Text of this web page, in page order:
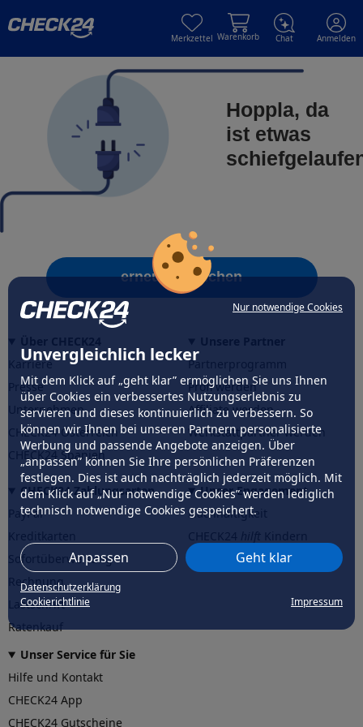
Nur notwendige Cookies
Unvergleichlich lecker
Mit dem Klick auf „geht klar” ermöglichen Sie uns Ihnen
über Cookies ein verbessertes Nutzungserlebnis zu
servieren und dieses kontinuierlich zu verbessern. So
können wir Ihnen bei unseren Partnern personalisierte
Werbung und passende Angebote anzeigen. Über
„anpassen” können Sie Ihre persönlichen Präferenzen
festlegen. Dies ist auch nachträglich jederzeit möglich. Mit
dem Klick auf „Nur notwendige Cookies” werden lediglich
technisch notwendige Cookies gespeichert.
Anpassen Geht klar
Datenschutzerklärung
Cookierichtlinie
Impressum
Merkzettel Warenkorb Chat Anmelden
Hoppla, da
ist etwas
erneut versuchen
Karriere
Presse
Unternehmen
CHECK24 Österreich
CHECK24 Spanien
Partnerprogramm
Profi werden
Affiliate werden
Werkstattpartner werden
CHECK24 Zahlungsarten
PayPal
Sofortüberweisung
Rechnung
Lastschrift
Ratenkauf
Unser Engagement
Nachhaltigkeit
CHECK24hilftder Natur
Unser Service für Sie
Hilfe und Kontakt
CHECK24 App
CHECK24 Gutscheine